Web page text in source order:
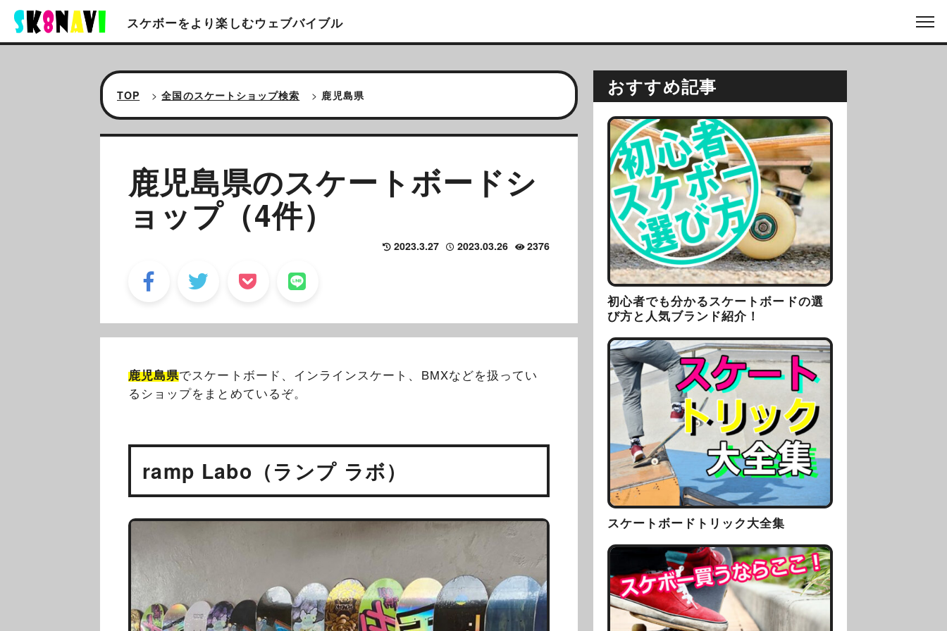
スケボーをより楽しむウェブバイブル
TOP >全国のスケートショップ検索 > 鹿児島県
鹿児島県のスケートボードシ
ョップ（4件）
2376
2023.03.26
2023.3.27
鹿児島県でスケートボード、インラインスケート、BMXなどを扱ってい
るショップをまとめているぞ。
ramp Labo（ランプ ラボ）
おすすめ記事
初心者でも分かるスケートボードの選
び方と人気ブランド紹介！
スケートボードトリック大全集